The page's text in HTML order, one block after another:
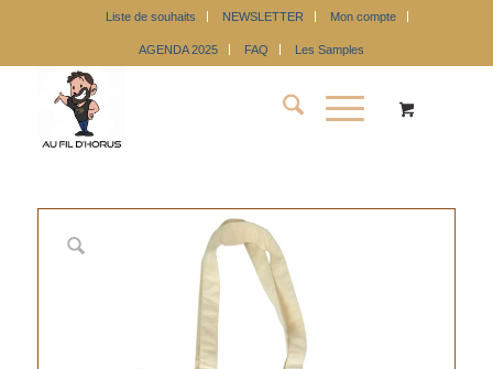
Liste de souhaits NEWSLETTER Mon compte
AGENDA 2025 FAQ Les Samples